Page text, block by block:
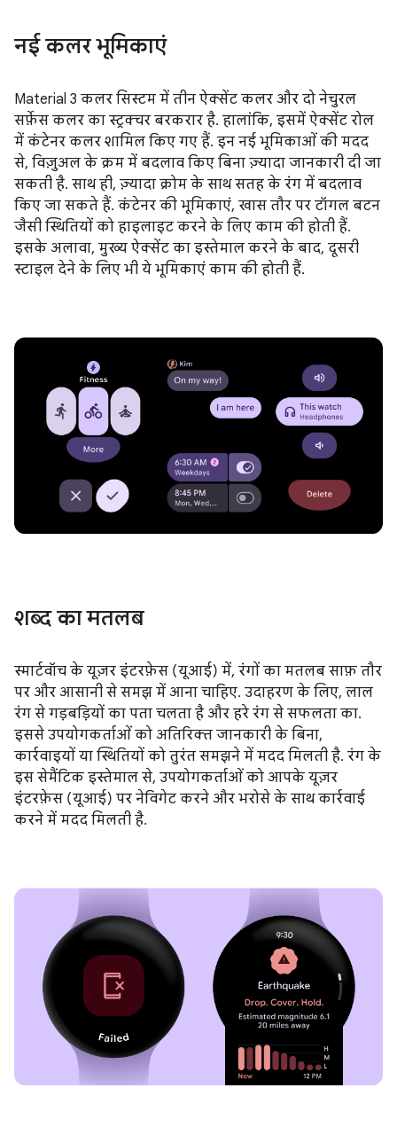
नई कलर भूमिकाएं
Material 3 कलर सिस्टम में तीन ऐक्सेंट कलर और दो नेचुरल
सर्फ़ेस कलर का स्ट्रक्चर बरकरार है. हालांकि, इसमें ऐक्सेंट रोल
में कंटेनर कलर शामिल किए गए हैं. इन नई भूमिकाओं की मदद
से, विज़ुअल के क्रम में बदलाव किए बिना ज़्यादा जानकारी दी जा
सकती है. साथ ही, ज़्यादा क्रोम के साथ सतह के रंग में बदलाव
किए जा सकते हैं. कंटेनर की भूमिकाएं, खास तौर पर टॉगल बटन
जैसी स्थितियों को हाइलाइट करने के लिए काम की होती हैं.
इसके अलावा, मुख्य ऐक्सेंट का इस्तेमाल करने के बाद, दूसरी
स्टाइल देने के लिए भी ये भूमिकाएं काम की होती हैं.
शब्द का मतलब
स्मार्टवॉच के यूज़र इंटरफ़ेस (यूआई) में, रंगों का मतलब साफ़ तौर
पर और आसानी से समझ में आना चाहिए. उदाहरण के लिए, लाल
रंग से गड़बड़ियों का पता चलता है और हरे रंग से सफलता का.
इससे उपयोगकर्ताओं को अतिरिक्त जानकारी के बिना,
कार्रवाइयों या स्थितियों को तुरंत समझने में मदद मिलती है. रंग के
इस सेमैंटिक इस्तेमाल से, उपयोगकर्ताओं को आपके यूज़र
इंटरफ़ेस (यूआई) पर नेविगेट करने और भरोसे के साथ कार्रवाई
करने में मदद मिलती है.